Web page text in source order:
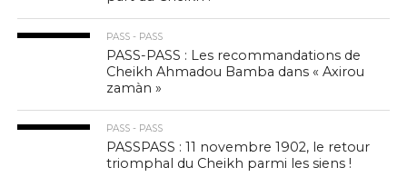
PASS - PASS
PASS-PASS : Les recommandations de
Cheikh Ahmadou Bamba dans « Axirou
zamàn »
PASS - PASS
PASSPASS : 11 novembre 1902, le retour
triomphal du Cheikh parmi les siens !